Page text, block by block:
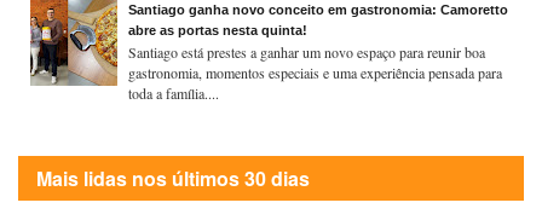
Santiago ganha novo conceito em gastronomia: Camoretto
abre as portas nesta quinta!
Santiago está prestes a ganhar um novo espaço para reunir boa
gastronomia, momentos especiais e uma experiência pensada para
toda a família....
Mais lidas nos últimos 30 dias